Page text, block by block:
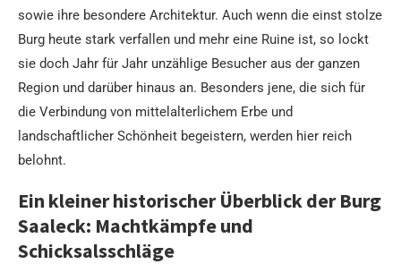
sowie ihre besondere Architektur. Auch wenn die einst stolze
Burg heute stark verfallen und mehr eine Ruine ist, so lockt
sie doch Jahr für Jahr unzählige Besucher aus der ganzen
Region und darüber hinaus an. Besonders jene, die sich für
die Verbindung von mittelalterlichem Erbe und
landschaftlicher Schönheit begeistern, werden hier reich
belohnt.
Ein kleiner historischer Überblick der Burg
Saaleck: Machtkämpfe und
Schicksalsschläge